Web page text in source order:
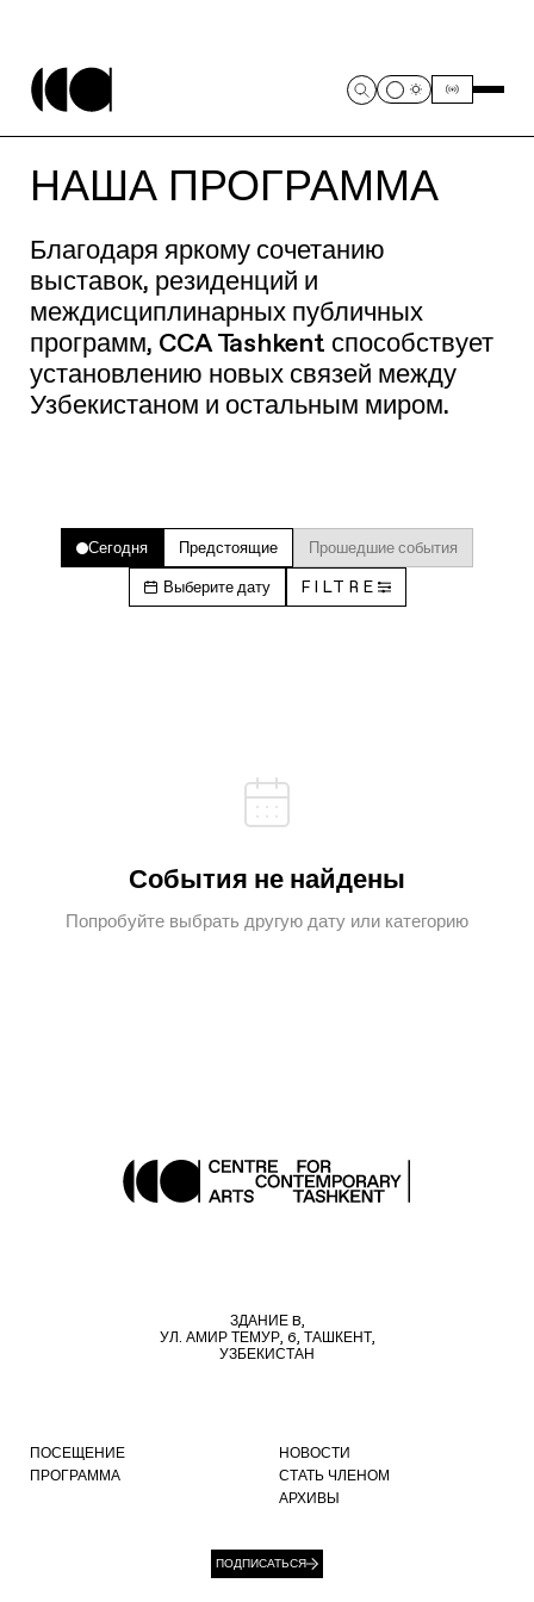
НАША ПРОГРАММА
Благодаря яркому сочетанию
выставок, резиденций и
междисциплинарных публичных
программ, CCA Tashkent способствует
установлению новых связей между
Узбекистаном и остальным миром.
Сегодня Предстоящие Прошедшие события
Выберите дату FILTRE
События не найдены
Попробуйте выбрать другую дату или категорию
ЗДАНИЕ B,
УЛ. АМИР ТЕМУР, 6, ТАШКЕНТ,
УЗБЕКИСТАН
ПОСЕЩЕНИЕ
ПРОГРАММА
НОВОСТИ
СТАТЬ ЧЛЕНОМ
АРХИВЫ
ПОДПИСАТЬСЯ